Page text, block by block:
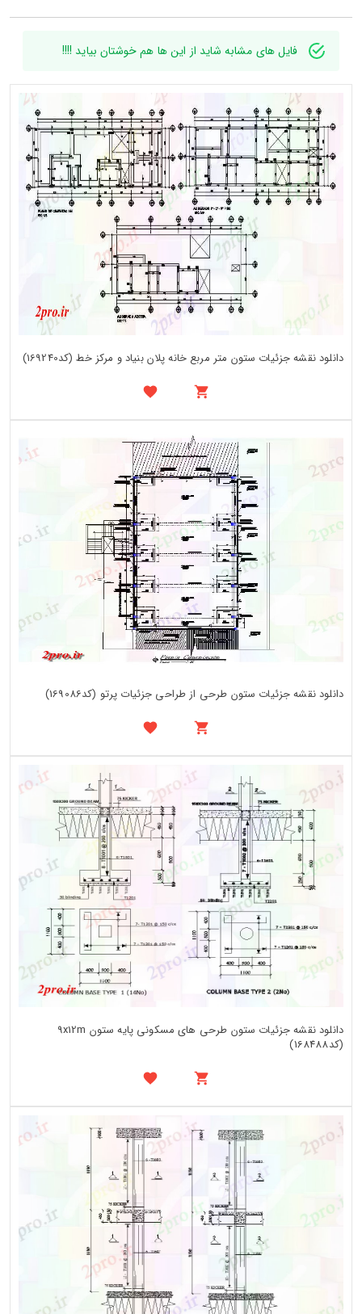
فایل های مشابه شاید از این ها هم خوشتان بیاید !!!!
دانلود نقشه جزئیات ستون متر مربع خانه پلان بنیاد و مرکز خط (کد169240)
دانلود نقشه جزئیات ستون طرحی از طراحی جزئیات پرتو (کد169086)
دانلود نقشه جزئیات ستون طرحی های مسکونی پایه ستون 9x12m
(کد168488)